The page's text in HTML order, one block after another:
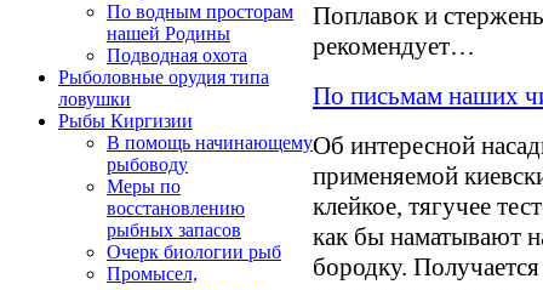
По водным просторам
нашей Родины
Подводная охота
Рыболовные орудия типа
ловушки
Рыбы Киргизии
В помощь начинающему
рыбоводу
Меры по
восстановлению
рыбных запасов
Очерк биологии рыб
Промысел,
Поплавок и
рекомендует…
По письмам наших
Об интересной
применяемой
клейкое, тягучее
как бы наматывают
бородку.